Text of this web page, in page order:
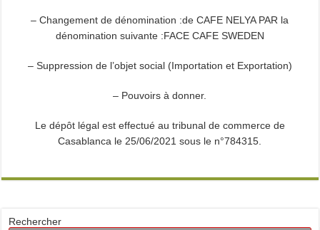
– Changement de dénomination :de CAFE NELYA PAR la
dénomination suivante :FACE CAFE SWEDEN
– Suppression de l’objet social (Importation et Exportation)
– Pouvoirs à donner.
Le dépôt légal est effectué au tribunal de commerce de
Casablanca le 25/06/2021 sous le n°784315.
Rechercher